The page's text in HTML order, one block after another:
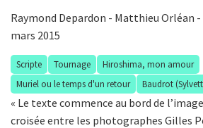
Raymond Depardon - Matthieu Orléan -
mars 2015
Scripte Tournage
Hiroshima, mon amour
Muriel ou le temps d'un retour
Baudrot
« Le texte commence au bord de
croisée entre les photographes Gilles